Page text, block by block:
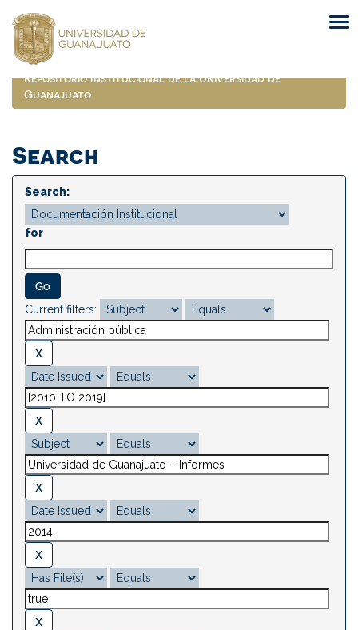
navigation
Repositorio Institucional de la Universidad de
Guanajuato
Search
Search:
for
Current filters: